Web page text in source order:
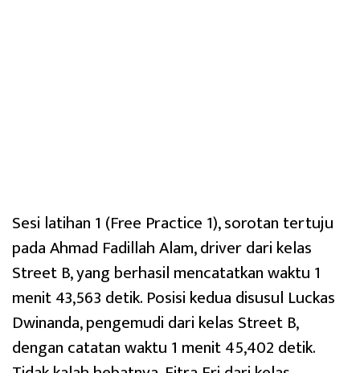
Sesi latihan 1 (Free Practice 1), sorotan tertuju
pada Ahmad Fadillah Alam, driver dari kelas
Street B, yang berhasil mencatatkan waktu 1
menit 43,563 detik. Posisi kedua disusul Luckas
Dwinanda, pengemudi dari kelas Street B,
dengan catatan waktu 1 menit 45,402 detik.